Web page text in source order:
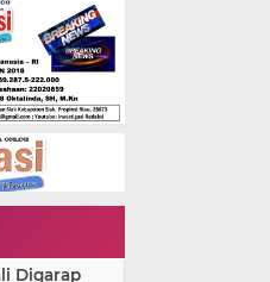
Digarap